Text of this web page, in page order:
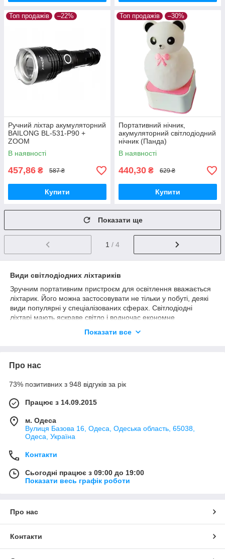
Топ продажів –22%
Ручний ліхтар акумуляторний
BAILONG BL-531-P90 +
ZOOM
В наявності
457,86 ₴ 587 ₴
Купити
Топ продажів –30%
Портативний нічник,
акумуляторний світлодіодний
нічник (Панда)
В наявності
440,30 ₴ 629 ₴
Купити
Показати ще
1 / 4
Види світлодіодних ліхтариків
Зручним портативним пристроєм для освітлення вважається
ліхтарик. Його можна застосовувати не тільки у побуті, деякі
види популярні у спеціалізованих сферах. Світлодіодні
ліхтарі мають яскраве світло і водночас економне
виробників з'явилася можливість встановлювати не
свіченням та іншими.
випробуванням для покупця, оскільки різноманітність
асортимент.
застосування. Ліхтарики led можна розділити на наступні
категорії:
туристичні ліхтарі;
кемпінгові ліхтарі;
Показати все
Про нас
73% позитивних з 948 відгуків за рік
Працює з 14.09.2015
м. Одеса
Вулиця Базова 16, Одеса, Одеська область, 65038,
Одеса, Україна
Контакти
Сьогодні працює з 09:00 до 19:00
Показати весь графік роботи
Про нас
Контакти